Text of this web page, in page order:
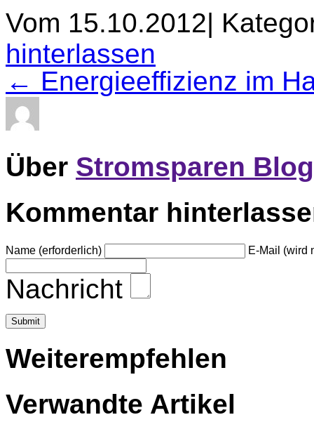
Vom 15.10.2012|
hinterlassen
← Energieeffizienz im
Über Stromsparen Blog
Kommentar
Name (erforderlich) E-Mail (wird
Nachricht
Weiterempfehlen
Verwandte Artikel